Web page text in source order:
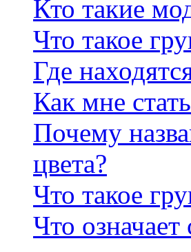
Кто такие
Что такое
Где
Как мне
Почему
цвета?
Что такое
Что